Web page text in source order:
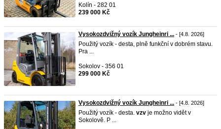
Kolín - 282 01
239 000 Kč
Vysokozdvižný vozík Jungheinri ... - [4.8. 2026]
Použitý vozík - desta, plně funkční v dobrém stavu.
Pra ...
Sokolov - 356 01
299 000 Kč
Vysokozdvižný vozík Jungheinri ... - [4.8. 2026]
Použitý vozík - desta. vzv je možno vidět v
Sokolově. P ...